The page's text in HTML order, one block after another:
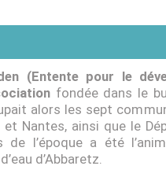
(Entente pour le
fondée dans le
alors les sept
Nantes, ainsi que le
de l’époque a été
d’Abbaretz.